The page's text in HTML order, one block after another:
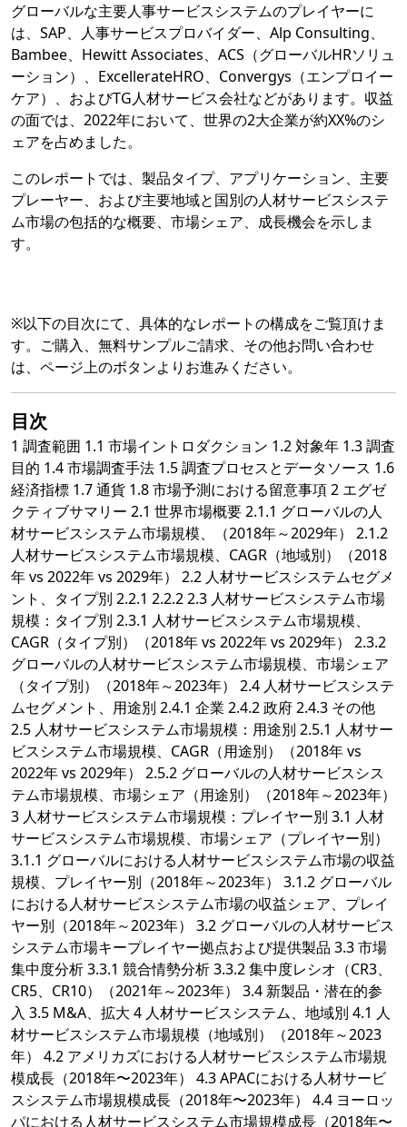
グローバルな主要人事サービスシステムのプレイヤーに
は、SAP、人事サービスプロバイダー、Alp Consulting、
Bambee、Hewitt Associates、ACS（グローバルHRソリュ
ーション）、ExcellerateHRO、Convergys（エンプロイー
ケア）、およびTG人材サービス会社などがあります。収益
の面では、2022年において、世界の2大企業が約XX%のシ
ェアを占めました。
このレポートでは、製品タイプ、アプリケーション、主要
プレーヤー、および主要地域と国別の人材サービスシステ
ム市場の包括的な概要、市場シェア、成長機会を示しま
す。
※以下の目次にて、具体的なレポートの構成をご覧頂けま
す。ご購入、無料サンプルご請求、その他お問い合わせ
は、ページ上のボタンよりお進みください。
目次
1 調査範囲 1.1 市場イントロダクション 1.2 対象年 1.3 調査
目的 1.4 市場調査手法 1.5 調査プロセスとデータソース 1.6
経済指標 1.7 通貨 1.8 市場予測における留意事項 2 エグゼ
クティブサマリー 2.1 世界市場概要 2.1.1 グローバルの人
材サービスシステム市場規模、（2018年～2029年） 2.1.2
人材サービスシステム市場規模、CAGR（地域別）（2018
年 vs 2022年 vs 2029年） 2.2 人材サービスシステムセグメ
ント、タイプ別 2.2.1 2.2.2 2.3 人材サービスシステム市場
規模：タイプ別 2.3.1 人材サービスシステム市場規模、
CAGR（タイプ別）（2018年 vs 2022年 vs 2029年） 2.3.2
グローバルの人材サービスシステム市場規模、市場シェア
（タイプ別）（2018年～2023年） 2.4 人材サービスシステ
ムセグメント、用途別 2.4.1 企業 2.4.2 政府 2.4.3 その他
2.5 人材サービスシステム市場規模：用途別 2.5.1 人材サー
ビスシステム市場規模、CAGR（用途別）（2018年 vs
2022年 vs 2029年） 2.5.2 グローバルの人材サービスシス
テム市場規模、市場シェア（用途別）（2018年～2023年）
3 人材サービスシステム市場規模：プレイヤー別 3.1 人材
サービスシステム市場規模、市場シェア（プレイヤー別）
3.1.1 グローバルにおける人材サービスシステム市場の収益
規模、プレイヤー別（2018年～2023年） 3.1.2 グローバル
における人材サービスシステム市場の収益シェア、プレイ
ヤー別（2018年～2023年） 3.2 グローバルの人材サービス
システム市場キープレイヤー拠点および提供製品 3.3 市場
集中度分析 3.3.1 競合情勢分析 3.3.2 集中度レシオ（CR3、
CR5、CR10）（2021年～2023年） 3.4 新製品・潜在的参
入 3.5 M&A、拡大 4 人材サービスシステム、地域別 4.1 人
材サービスシステム市場規模（地域別）（2018年～2023
年） 4.2 アメリカズにおける人材サービスシステム市場規
模成長（2018年〜2023年） 4.3 APACにおける人材サービ
スシステム市場規模成長（2018年〜2023年） 4.4 ヨーロッ
パにおける人材サービスシステム市場規模成長（2018年〜